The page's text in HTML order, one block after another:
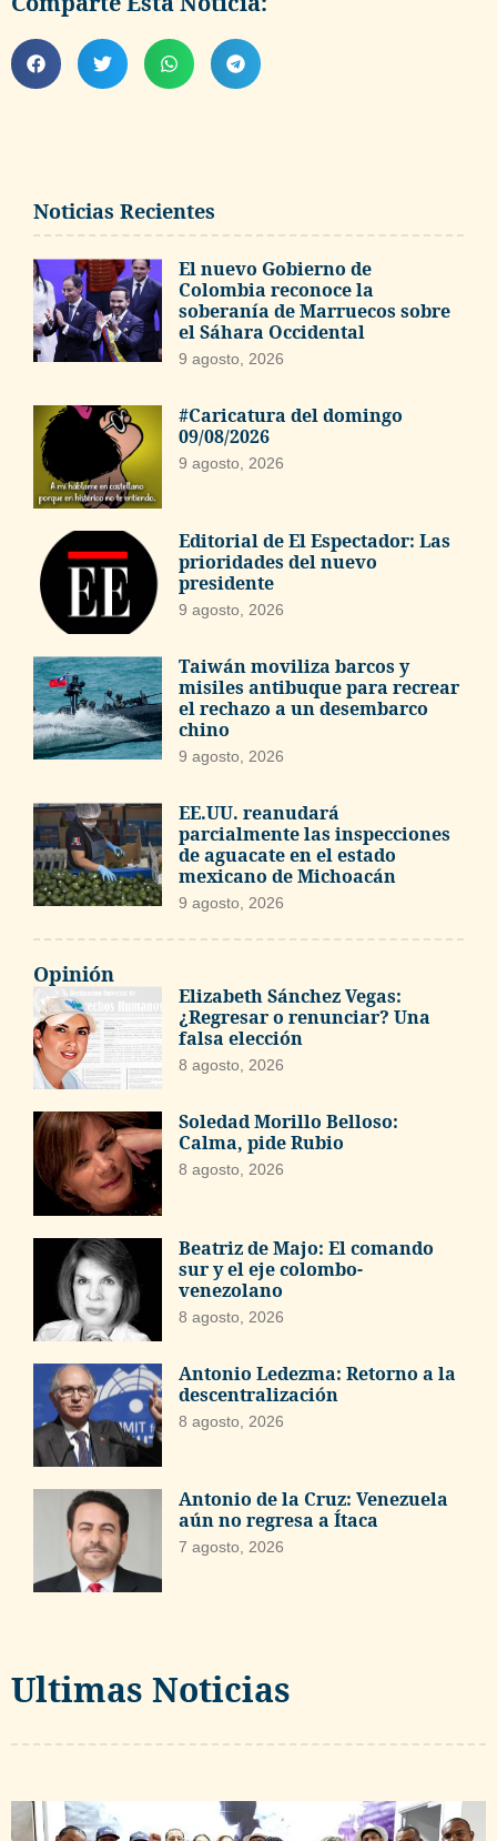
Noticias Recientes
El nuevo Gobierno de
Colombia reconoce la
soberanía de Marruecos sobre
el Sáhara Occidental
9 agosto, 2026
#Caricatura del domingo
09/08/2026
9 agosto, 2026
Editorial de El Espectador: Las
prioridades del nuevo
presidente
9 agosto, 2026
Taiwán moviliza barcos y
misiles antibuque para recrear
el rechazo a un desembarco
chino
9 agosto, 2026
EE.UU. reanudará
parcialmente las inspecciones
de aguacate en el estado
mexicano de Michoacán
9 agosto, 2026
Opinión
Elizabeth Sánchez Vegas:
¿Regresar o renunciar? Una
falsa elección
8 agosto, 2026
Soledad Morillo Belloso:
Calma, pide Rubio
8 agosto, 2026
Beatriz de Majo: El comando
sur y el eje colombo-
venezolano
8 agosto, 2026
Antonio Ledezma: Retorno a la
descentralización
8 agosto, 2026
Antonio de la Cruz: Venezuela
aún no regresa a Ítaca
7 agosto, 2026
Ultimas Noticias